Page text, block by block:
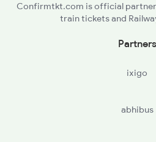
SVA - Suwasra
Confirmtkt.com is official partner
train tickets and
Partners
ixigo
abhibus